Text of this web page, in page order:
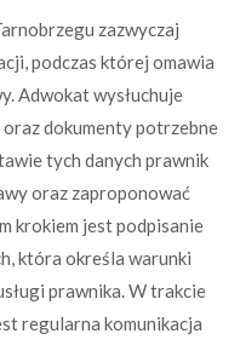
zazwyczaj
podczas której omawia
Adwokat wysłuchuje
dokumenty potrzebne
tych danych prawnik
oraz zaproponować
krokiem jest podpisanie
która określa warunki
prawnika. W trakcie
regularna komunikacja